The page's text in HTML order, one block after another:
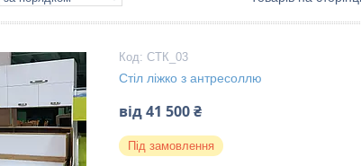
СТК_03
Стіл ліжко з антресоллю
від 41 500 ₴
Під замовлення